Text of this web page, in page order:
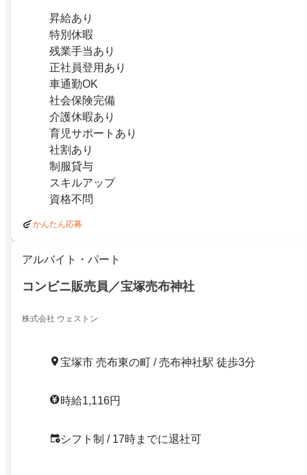
昇給あり
特別休暇
残業手当あり
正社員登用あり
車通勤OK
社会保険完備
介護休暇あり
育児サポートあり
社割あり
制服貸与
スキルアップ
資格不問
かんたん応募
アルバイト・パート
コンビニ販売員／宝塚売布神社
株式会社 ウェストン
宝塚市 売布東の町 / 売布神社駅 徒歩3分
時給1,116円
シフト制 / 17時までに退社可